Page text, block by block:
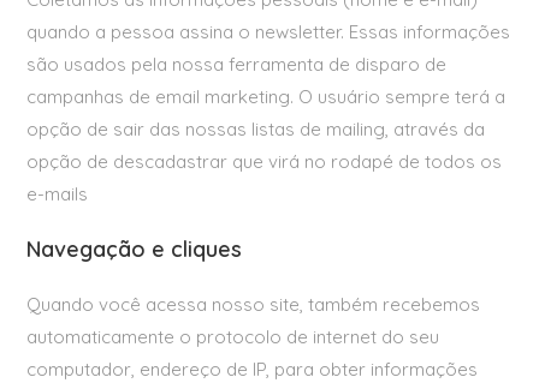
quando a pessoa assina o newsletter. Essas informações
são usados pela nossa ferramenta de disparo de
campanhas de email marketing. O usuário sempre terá a
opção de sair das nossas listas de mailing, através da
opção de descadastrar que virá no rodapé de todos os
e-mails
Navegação e cliques
Quando você acessa nosso site, também recebemos
automaticamente o protocolo de internet do seu
computador, endereço de IP, para obter informações